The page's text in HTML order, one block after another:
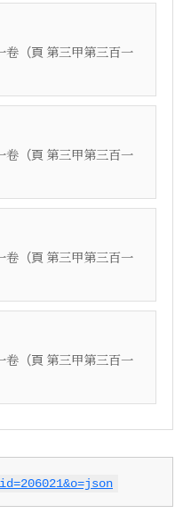
卷 （頁 第三甲第三百一
卷 （頁 第三甲第三百一
卷 （頁 第三甲第三百一
卷 （頁 第三甲第三百一